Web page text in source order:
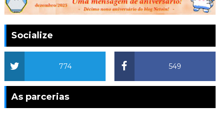
Socialize
549
774
As parcerias